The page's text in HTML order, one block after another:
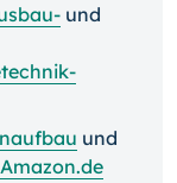
und
und